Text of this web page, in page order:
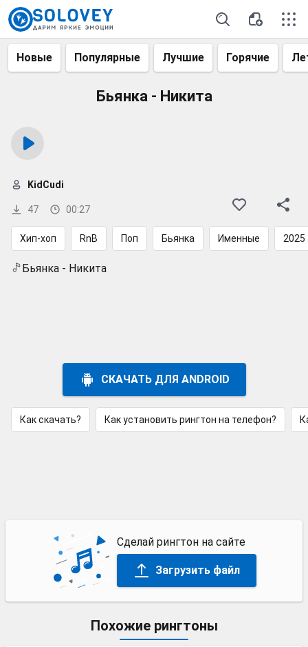
Новые Популярные Лучшие Горячие
Бьянка - Никита
47 00:27
KidCudi
Хип-хоп RnB Поп Бьянка Именные 2025
Бьянка - Никита
СКАЧАТЬ ДЛЯ ANDROID
Как скачать? Как установить рингтон на телефон?
Сделай рингтон на сайте
Загрузить файл
Похожие рингтоны